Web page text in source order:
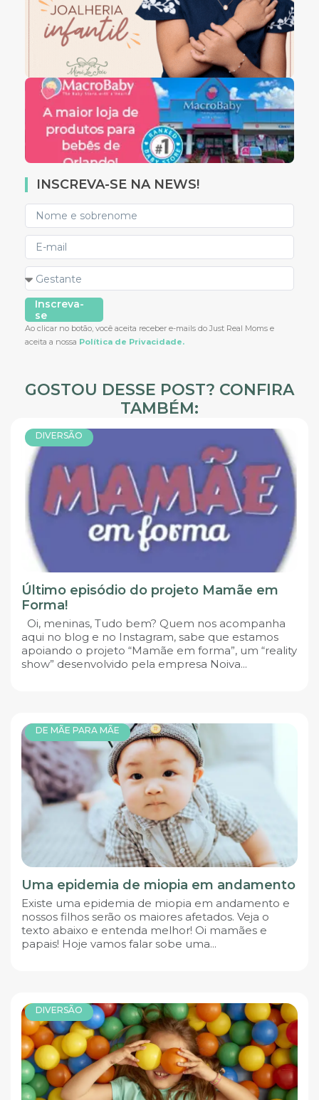
INSCREVA-SE NA NEWS!
Inscreva-
se
Ao clicar no botão, você aceita receber e-mails do Just Real Moms e
aceita a nossa Política de Privacidade.
GOSTOU DESSE POST? CONFIRA
TAMBÉM:
DIVERSÃO
Último episódio do projeto Mamãe em
Forma!
Oi, meninas, Tudo bem? Quem nos acompanha
aqui no blog e no Instagram, sabe que estamos
apoiando o projeto “Mamãe em forma”, um “reality
show” desenvolvido pela empresa Noiva...
DE MÃE PARA MÃE
Uma epidemia de miopia em andamento
Existe uma epidemia de miopia em andamento e
nossos filhos serão os maiores afetados. Veja o
texto abaixo e entenda melhor! Oi mamães e
papais! Hoje vamos falar sobe uma...
DIVERSÃO